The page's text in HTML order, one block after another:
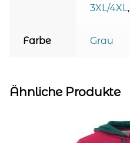
3XL/4XL,
Farbe Grau
Ähnliche Produkte